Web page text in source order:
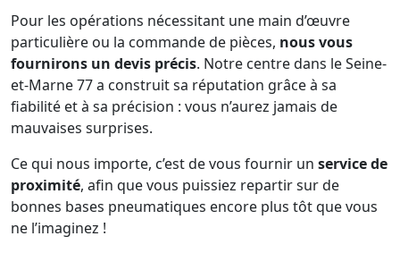
Pour les opérations nécessitant une main d’œuvre
particulière ou la commande de pièces, nous vous
fournirons un devis précis. Notre centre dans le Seine-
et-Marne 77 a construit sa réputation grâce à sa
fiabilité et à sa précision : vous n’aurez jamais de
mauvaises surprises.
Ce qui nous importe, c’est de vous fournir un service de
proximité, afin que vous puissiez repartir sur de
bonnes bases pneumatiques encore plus tôt que vous
ne l’imaginez !